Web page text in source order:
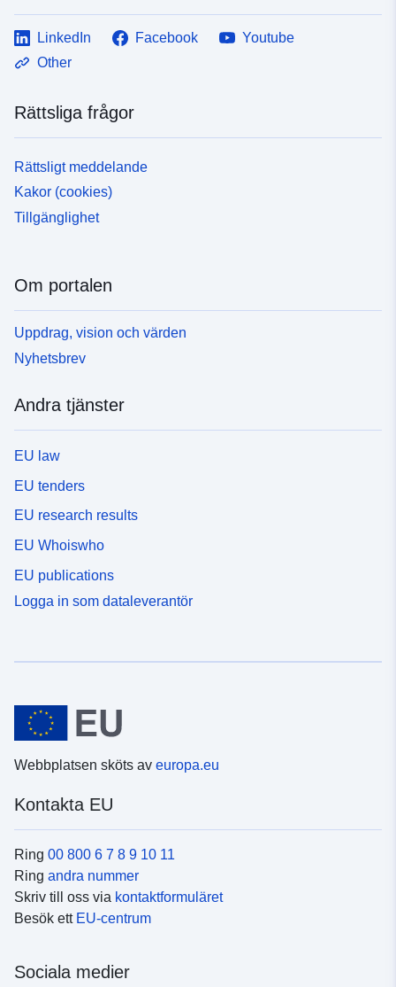
LinkedIn Facebook
Youtube
Other
Rättsliga frågor
Rättsligt meddelande
Kakor (cookies)
Tillgänglighet
Om portalen
Uppdrag, vision och värden
Nyhetsbrev
Andra tjänster
EU law
EU tenders
EU research results
EU Whoiswho
EU publications
Logga in som dataleverantör
Webbplatsen sköts av europa.eu
Kontakta EU
Ring 00 800 6 7 8 9 10 11
Ring andra nummer
Skriv till oss via kontaktformuläret
Besök ett EU-centrum
Sociala medier